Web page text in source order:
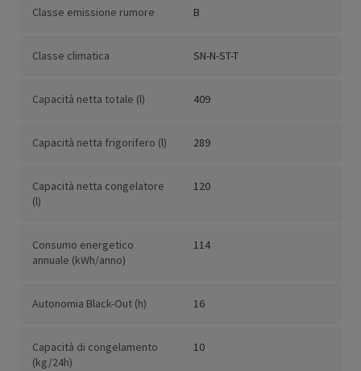
Classe emissione rumore B
Classe climatica SN-N-ST-T
Capacità netta totale (l) 409
Capacità netta frigorifero (l) 289
Capacità netta congelatore
(l)
120
Consumo energetico
annuale (kWh/anno)
114
Autonomia Black-Out (h) 16
Capacità di congelamento
(kg/24h)
10